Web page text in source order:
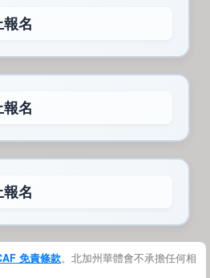
名
名
名
免責條款。北加州華體會不承擔任何相